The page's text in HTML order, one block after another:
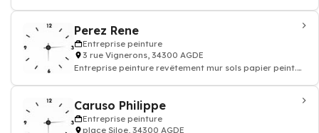
Perez Rene
Entreprise peinture
3 rue Vignerons, 34300 AGDE
Entreprise peinture revêtement mur sols papier peint.
Caruso Philippe
Entreprise peinture
place Siloe, 34300 AGDE